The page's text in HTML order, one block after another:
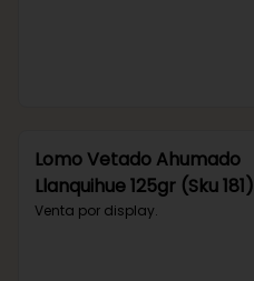
Lomo Vetado Ahumado
Llanquihue 125gr (Sku 181)
Venta por display.